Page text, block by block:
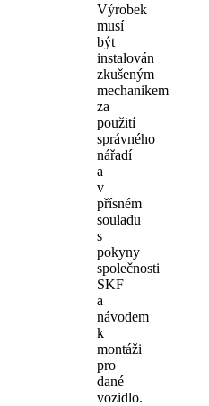
Výrobek
musí
být
instalován
zkušeným
mechanikem
za
použití
správného
nářadí
a
v
přísném
souladu
s
pokyny
společnosti
SKF
a
návodem
k
montáži
pro
dané
vozidlo.